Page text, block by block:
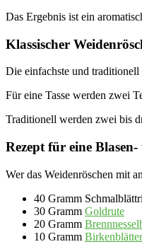
Das Ergebnis ist ein
Klassischer
Die einfachste und
Für eine Tasse werden zwei
Traditionell werden zwei bis
Rezept für eine
Wer das Weidenröschen mit
40 Gramm
30 Gramm Goldrute
20 Gramm
10 Gramm Birkenblätter